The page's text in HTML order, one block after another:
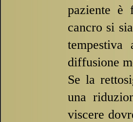
paziente è
cancro si
diffusione
Se la
una
viscere